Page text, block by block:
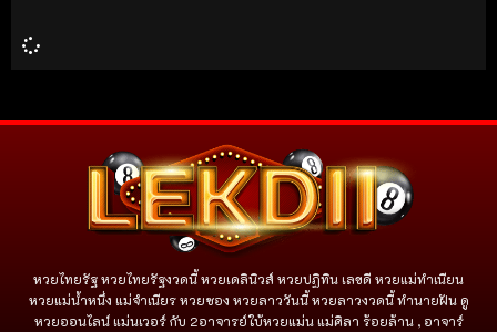
หวยไทยรัฐ หวยไทยรัฐงวดนี้ หวยเดลินิวส์ หวยปฏิทิน เลขดี หวยแม่ทำเนียน
หวยแม่น้ำหนึ่ง แม่จําเนียร หวยซอง หวยลาววันนี้ หวยลาวงวดนี้ ทำนายฝัน ดู
หวยออนไลน์ แม่นเวอร์ กับ 2อาจารย์ใบ้หวยแม่น แม่ศิลา ร้อยล้าน , อาจาร์